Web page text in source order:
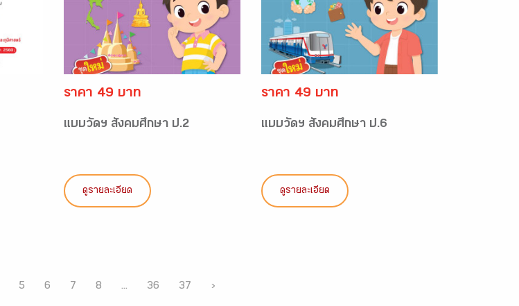
ราคา 49 บาท
แบบวัดฯ สังคมศึกษา ป.2
ดูรายละเอียด
ราคา 49 บาท
แบบวัดฯ สังคมศึกษา ป.6
ดูรายละเอียด
5 6 7 8 ... 36 37 ›